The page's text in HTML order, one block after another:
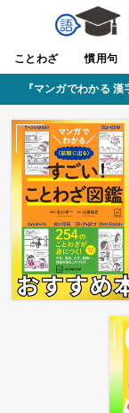
ことわざ 慣用句
『マンガでわかる